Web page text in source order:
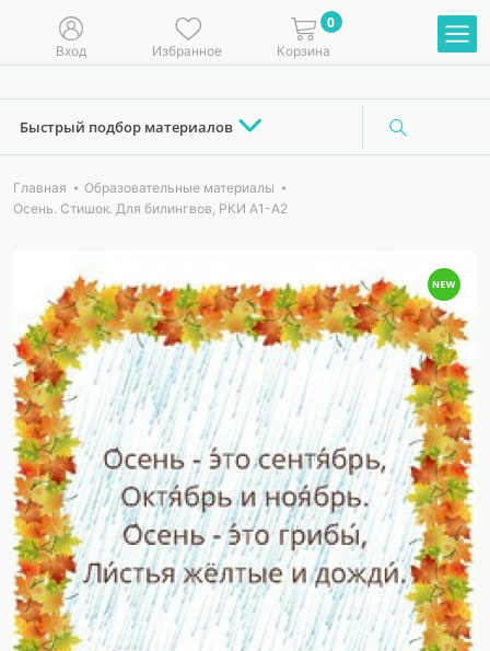
Вход Избранное
0
Корзина
Быстрый подбор материалов
Главная
Образовательные материалы
Осень. Стишок. Для билингвов, РКИ А1-А2